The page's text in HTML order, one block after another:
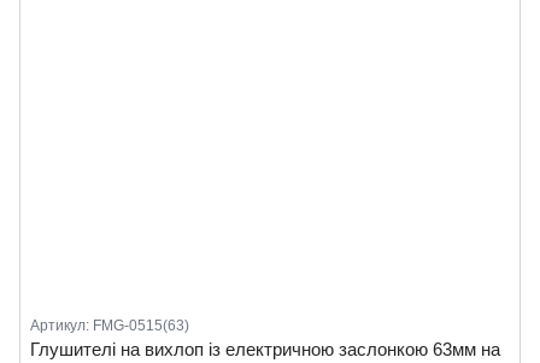
Артикул: FMG-0515(63)
Глушителі на вихлоп із електричною заслонкою 63мм на